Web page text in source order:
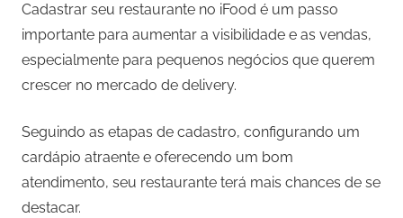
Cadastrar seu restaurante no iFood é um passo
importante para aumentar a visibilidade e as vendas,
especialmente para pequenos negócios que querem
crescer no mercado de delivery.
Seguindo as etapas de cadastro, configurando um
cardápio atraente e oferecendo um bom
atendimento, seu restaurante terá mais chances de se
destacar.